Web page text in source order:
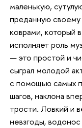
маленькую,
преданную
коврами, который
исполняет роль
— это простой и
сыграл молодой
с помощью самых
шагов, наклона
трости. Ловкий и
невзгоды,